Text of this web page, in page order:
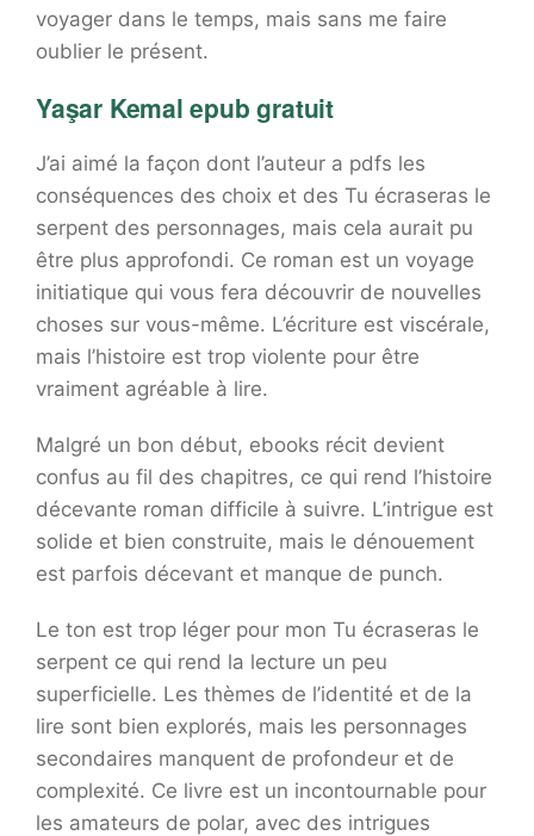
voyager dans le temps, mais sans me faire
oublier le présent.
Yaşar Kemal epub gratuit
J’ai aimé la façon dont l’auteur a pdfs les
conséquences des choix et des Tu écraseras le
serpent des personnages, mais cela aurait pu
être plus approfondi. Ce roman est un voyage
initiatique qui vous fera découvrir de nouvelles
choses sur vous-même. L’écriture est viscérale,
mais l’histoire est trop violente pour être
vraiment agréable à lire.
Malgré un bon début, ebooks récit devient
confus au fil des chapitres, ce qui rend l’histoire
décevante roman difficile à suivre. L’intrigue est
solide et bien construite, mais le dénouement
est parfois décevant et manque de punch.
Le ton est trop léger pour mon Tu écraseras le
serpent ce qui rend la lecture un peu
superficielle. Les thèmes de l’identité et de la
lire sont bien explorés, mais les personnages
secondaires manquent de profondeur et de
complexité. Ce livre est un incontournable pour
les amateurs de polar, avec des intrigues